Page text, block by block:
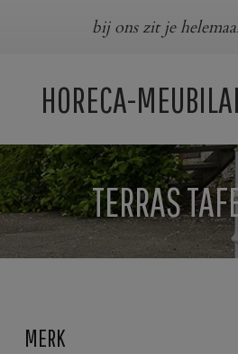
bij ons zit je
HORECA-
TERRAS
MERK